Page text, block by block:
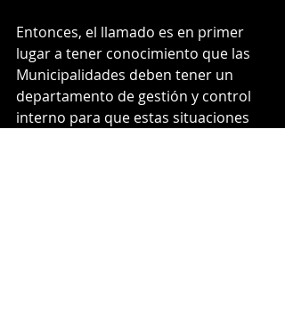
Entonces, el llamado es en primer
lugar a tener conocimiento que las
Municipalidades deben tener un
departamento de gestión y control
interno para que estas situaciones